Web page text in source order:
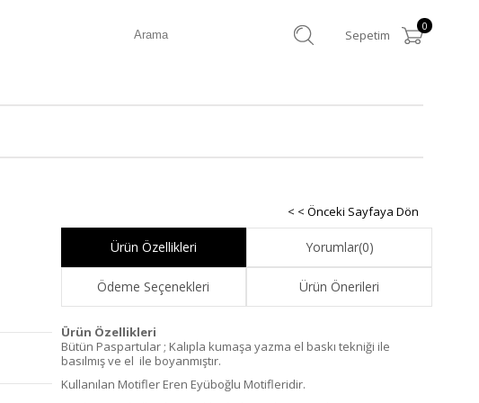
Sepetim
0
< < Önceki Sayfaya Dön
Ürün Özellikleri Yorumlar(0)
Ödeme Seçenekleri Ürün Önerileri
Ürün Özellikleri
Bütün Paspartular ; Kalıpla kumaşa yazma el baskı tekniği ile
basılmış ve el ile boyanmıştır.
Kullanılan Motifler Eren Eyüboğlu Motifleridir.